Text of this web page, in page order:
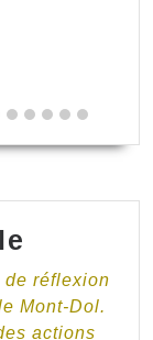
de réflexion
Mont-Dol.
actions